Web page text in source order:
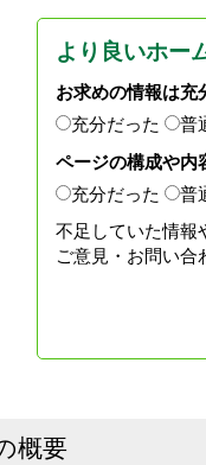
より良いホー
お求めの情報は充
充分だった
普
ページの構成や内
充分だった
普
不足していた情報
ご意見・お問い合
概要